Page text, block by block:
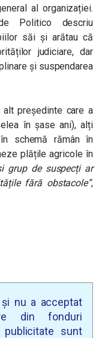
al organizației.
Politico descriu
săi și arătau că
judiciare, dar
și suspendarea
președinte care a
în șase ani), alți
schemă rămân în
plățile agricole în
grup de suspecți ar
fără obstacole”,
nu a acceptat
din fonduri
publicitate sunt